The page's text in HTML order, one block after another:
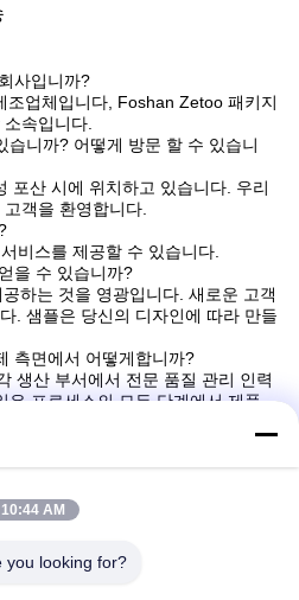
사입니까?
조업체입니다, Foshan Zetoo 패키지
속입니다.
습니까? 어떻게 방문 할 수 있습니
포산 시에 위치하고 있습니다. 우리
객을 환영합니다.
비스를 제공할 수 있습니다.
을 수 있습니까?
하는 것을 영광입니다. 새로운 고객
. 샘플은 당신의 디자인에 따라 만들
측면에서 어떻게합니까?
생산 부서에서 전문 품질 관리 인력
은 프로세스의 모든 단계에서 제품
중 모든 세부 사항 을 관리 합니다.
품질과 세부 사항에 대한 책임이,
립자는 제품 기술 개발과 디자인의
10:44 AM
you looking for?